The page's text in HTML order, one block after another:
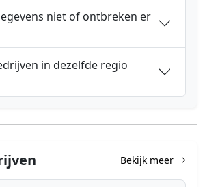
niet of ontbreken er
in dezelfde regio
Bekijk meer